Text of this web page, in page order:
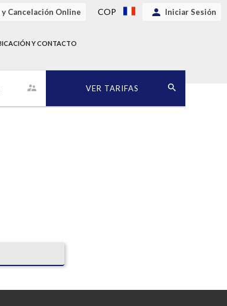
Y CONTACTO
y Cancelación Online COP Iniciar Sesión
VER TARIFAS